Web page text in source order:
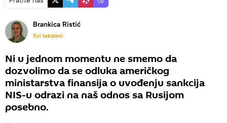
Brankica Ristić
Svi tekstovi
Ni u jednom momentu ne smemo da
dozvolimo da se odluka američkog
ministarstva finansija o uvođenju sankcija
NIS-u odrazi na naš odnos sa Rusijom
posebno.